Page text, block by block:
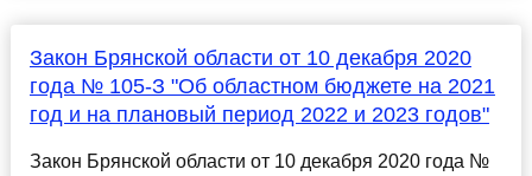
Закон Брянской области от 10 декабря 2020
года № 105-З "Об областном бюджете на 2021
год и на плановый период 2022 и 2023 годов"
Закон Брянской области от 10 декабря 2020 года №